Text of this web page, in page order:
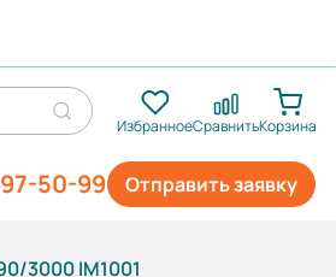
ИзбранноеСравнитьКорзина
Отправить заявку
50-99
3000 IM1001